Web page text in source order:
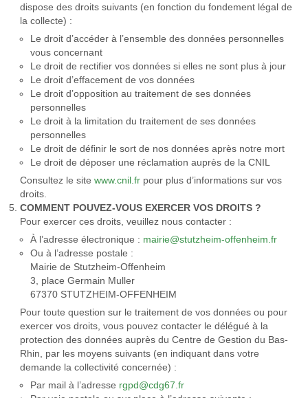
dispose des droits suivants (en fonction du fondement légal de
la collecte) :
Le droit d’accéder à l’ensemble des données personnelles
vous concernant
Le droit de rectifier vos données si elles ne sont plus à jour
Le droit d’effacement de vos données
Le droit d’opposition au traitement de ses données
personnelles
Le droit à la limitation du traitement de ses données
personnelles
Le droit de définir le sort de nos données après notre mort
Le droit de déposer une réclamation auprès de la CNIL
Consultez le site www.cnil.frpour plus d’informations sur vos
droits.
COMMENT POUVEZ-VOUS EXERCER VOS DROITS ?
Pour exercer ces droits, veuillez nous contacter :
À l’adresse électronique : mairie@stutzheim-offenheim.fr
Ou à l’adresse postale :
Mairie de Stutzheim-Offenheim
3, place Germain Muller
67370 STUTZHEIM-OFFENHEIM
Pour toute question sur le traitement de vos données ou pour
exercer vos droits, vous pouvez contacter le délégué à la
protection des données auprès du Centre de Gestion du Bas-
Rhin, par les moyens suivants (en indiquant dans votre
demande la collectivité concernée) :
Par mail à l’adresse rgpd@cdg67.fr